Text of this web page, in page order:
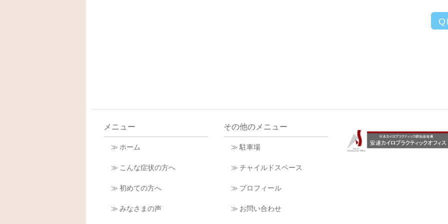
メニュー
≫ ホーム
≫ こんな症状の方へ
≫ 初めての方へ
≫ みなさまの声
その他のメニュー
≫ 駐車場
≫ チャイルドスペース
≫ プロフィール
≫ お問い合わせ